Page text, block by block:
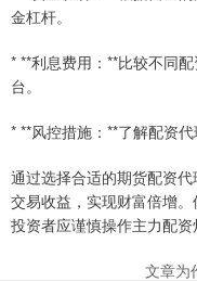
金杠杆。
* **利息费用：**比较不同
台。
* **风控措施：**了解配资
通过选择合适的期货配资
交易收益，实现财富倍增
投资者应谨慎操作主力配资
文章为